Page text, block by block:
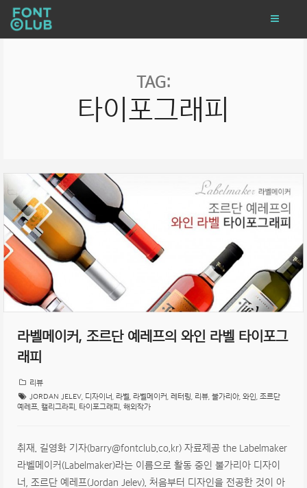
TAG:
타이포그래피
라벨메이커, 조르단 예레프의 와인 라벨 타이포그
래피
리뷰
JORDAN JELEV 디자이너 라벨 라벨메이커 레터링 리뷰 불가리아 와인
조르단
예레프 캘리그라피 타이포그래피 해외작가
취재. 길영화 기자(barry@fontclub.co.kr) 자료제공 the Labelmaker
라벨메이커(Labelmaker)라는 이름으로 활동 중인 불가리아 디자이
너, 조르단 예레프(Jordan Jelev). 처음부터 디자인을 전공한 것이 아